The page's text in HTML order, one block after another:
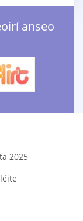
anseo
2025